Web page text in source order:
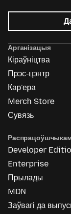
Арганізацыя
Кіраўніцтва
Прэс-цэнтр
Кар'ера
Merch Store
Сувязь
Developer
Enterprise
Прылады
MDN
Заўвагі да